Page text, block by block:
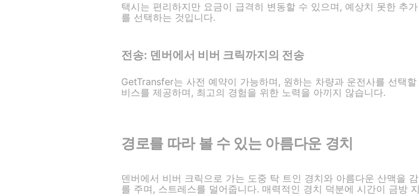
택시는 편리하지만 요금이 급격히 변동할 수 있으며, 예상치 못한 추
를 선택하는 것입니다.
전송: 덴버에서 비버 크릭까지의 전송
GetTransfer는 사전 예약이 가능하며, 원하는 차량과 운전사를 선택
비스를 제공하며, 최고의 경험을 위한 노력을 아끼지 않습니다.
경로를 따라 볼 수 있는 아름다운 경치
덴버에서 비버 크릭으로 가는 도중 탁 트인 경치와 아름다운 산맥을
를 주며, 스트레스를 덜어줍니다. 매력적인 경치 덕분에 시간이 금방